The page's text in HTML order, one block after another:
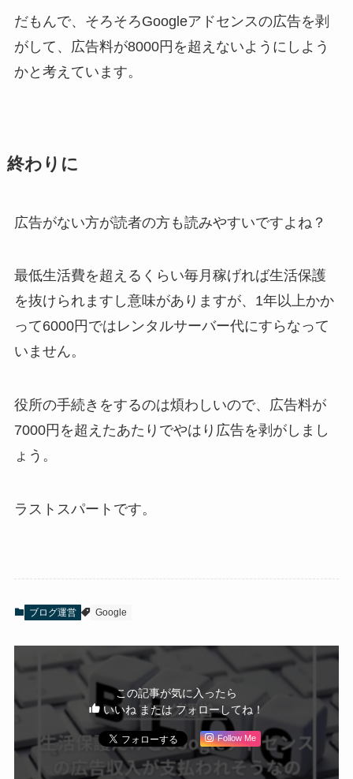
だもんで、そろそろGoogleアドセンスの広告を剥
がして、広告料が8000円を超えないようにしよう
かと考えています。
終わりに
広告がない方が読者の方も読みやすいですよね？
最低生活費を超えるくらい毎月稼げれば生活保護
を抜けられますし意味がありますが、1年以上かか
って6000円ではレンタルサーバー代にすらなって
いません。
役所の手続きをするのは煩わしいので、広告料が
7000円を超えたあたりでやはり広告を剥がしまし
ょう。
ラストスパートです。
ブログ運営 Google
この記事が気に入ったら
いいね または フォローしてね！
Follow Me